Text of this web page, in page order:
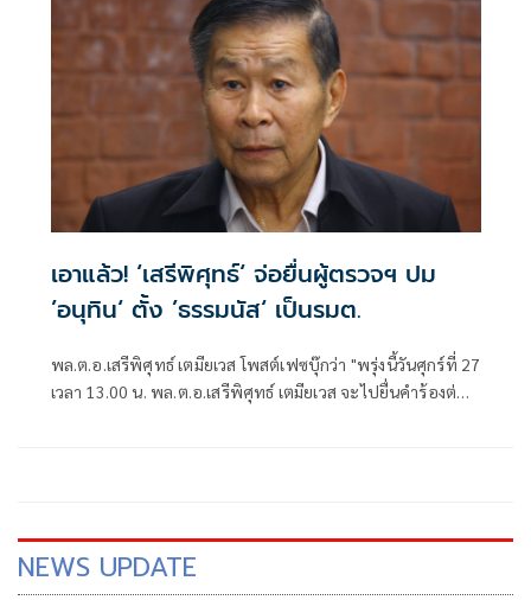
เอาแล้ว! ‘เสรีพิศุทธ์‘ จ่อยื่นผู้ตรวจฯ ปม
’อนุทิน‘ ตั้ง ’ธรรมนัส‘ เป็นรมต.
พล.ต.อ.เสรีพิศุทธ์ เตมียเวส โพสต์เฟซบุ๊กว่า "พรุ่งนี้วันศุกร์ที่ 27
เวลา 13.00 น. พล.ต.อ.เสรีพิศุทธ์ เตมียเวส จะไปยื่นคำร้องต่อผู้
NEWS UPDATE